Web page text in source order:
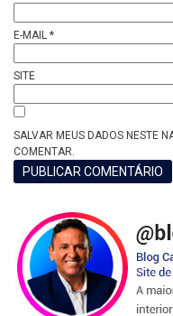
E-MAIL *
SITE
SALVAR MEUS DADOS NESTE
COMENTAR.